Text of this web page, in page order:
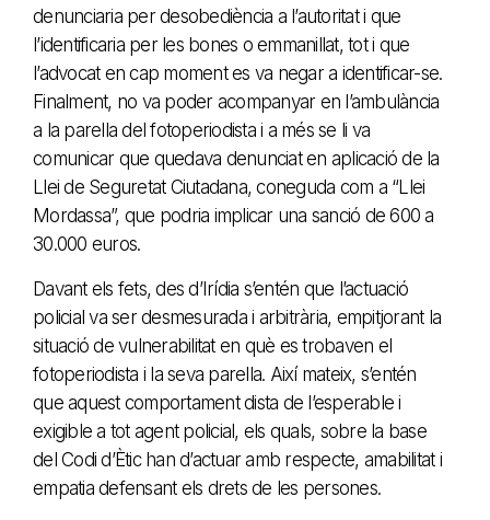
denunciaria per desobediència a l’autoritat i que
l’identificaria per les bones o emmanillat, tot i que
l’advocat en cap moment es va negar a identificar-se.
Finalment, no va poder acompanyar en l’ambulància
a la parella del fotoperiodista i a més se li va
comunicar que quedava denunciat en aplicació de la
Llei de Seguretat Ciutadana, coneguda com a “Llei
Mordassa”, que podria implicar una sanció de 600 a
30.000 euros.
Davant els fets, des d’Irídia s’entén que l’actuació
policial va ser desmesurada i arbitrària, empitjorant la
situació de vulnerabilitat en què es trobaven el
fotoperiodista i la seva parella. Així mateix, s’entén
que aquest comportament dista de l’esperable i
exigible a tot agent policial, els quals, sobre la base
del Codi d’Ètic han d’actuar amb respecte, amabilitat i
empatia defensant els drets de les persones.